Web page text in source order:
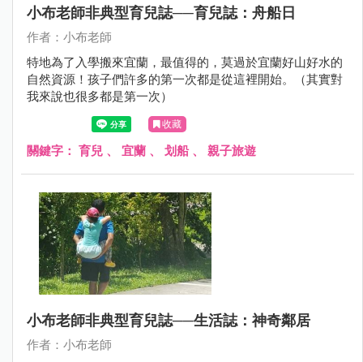
小布老師非典型育兒誌──育兒誌：舟船日
作者：小布老師
特地為了入學搬來宜蘭，最值得的，莫過於宜蘭好山好水的
自然資源！孩子們許多的第一次都是從這裡開始。（其實對
我來說也很多都是第一次）
收藏
關鍵字： 育兒 、 宜蘭 、 划船、 親子旅遊
小布老師非典型育兒誌──生活誌：神奇鄰居
作者：小布老師